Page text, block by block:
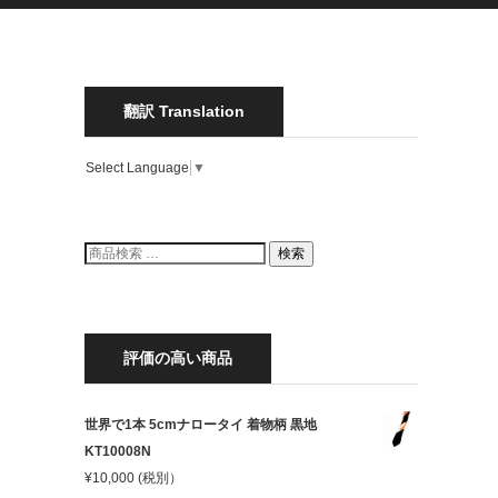
翻訳 Translation
Select Language ▼
検
索
検索
評価の高い商品
世界で1本 5cmナロータイ 着物柄 黒地
KT10008N
¥10,000 (税別）